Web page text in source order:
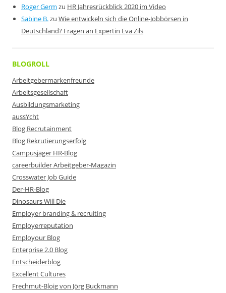
Roger Germ zu HR Jahresrückblick 2020 im Video
Sabine B.zu Wie entwickeln sich die Online-Jobbörsen in
Deutschland? Fragen an Expertin Eva Zils
BLOGROLL
Arbeitgebermarkenfreunde
Arbeitsgesellschaft
Ausbildungsmarketing
aussYcht
Blog Recrutainment
Blog Rekrutierungserfolg
Campusjäger HR-Blog
careerbuilder Arbeitgeber-Magazin
Crosswater Job Guide
Der-HR-Blog
Dinosaurs Will Die
Employer branding & recruiting
Employerreputation
Employour Blog
Enterprise 2.0 Blog
Entscheiderblog
Excellent Cultures
Frechmut-Bloig von Jörg Buckmann